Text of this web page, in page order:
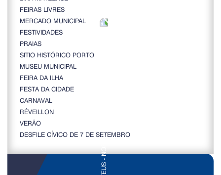
FEIRAS LIVRES
MERCADO MUNICIPAL
FESTIVIDADES
PRAIAS
SITIO HISTÓRICO PORTO
MUSEU MUNICIPAL
FEIRA DA ILHA
FESTA DA CIDADE
CARNAVAL
RÉVEILLON
VERÃO
DESFILE CÍVICO DE 7 DE SETEMBRO